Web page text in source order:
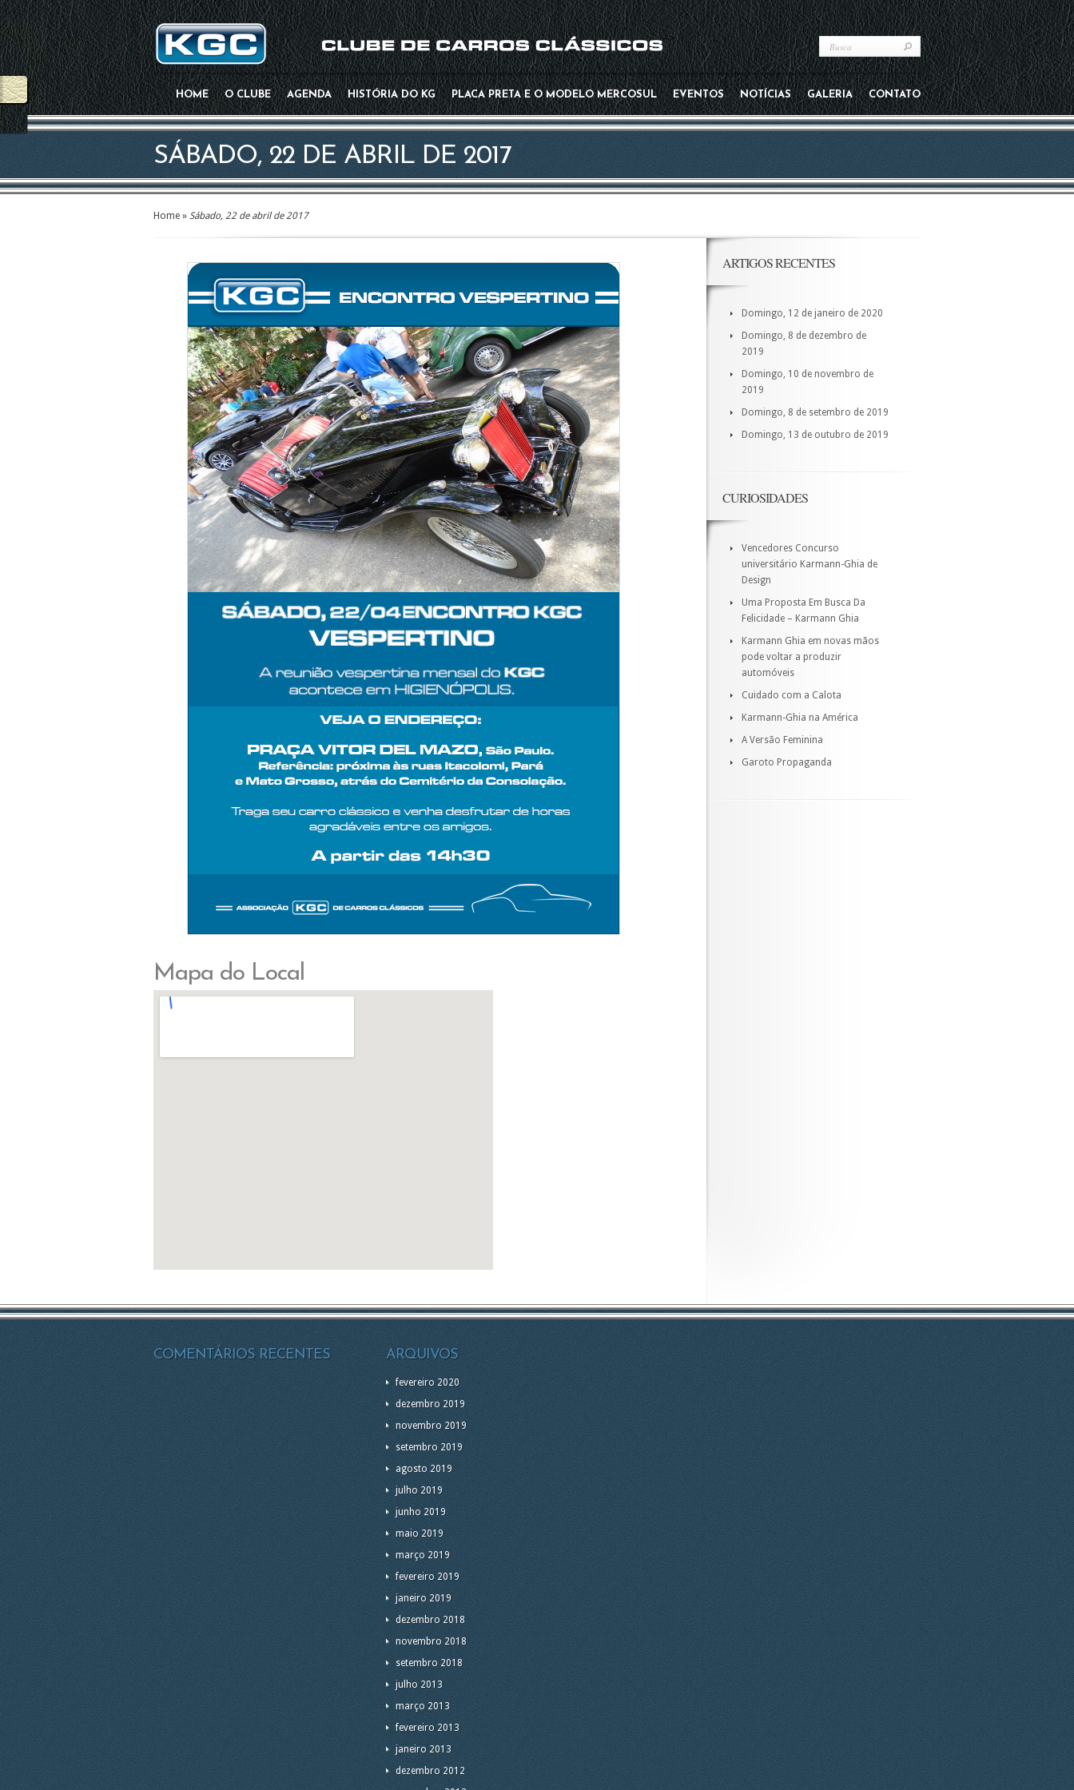
-->
HOME O CLUBE AGENDA HISTÓRIA DO KG PLACA PRETA E O MODELO MERCOSUL EVENTOS NOTÍCIAS GALERIA CONTATO
SÁBADO, 22 DE ABRIL DE 2017
Home » Sábado, 22 de abril de 2017
Mapa do Local
ARTIGOS RECENTES
Domingo, 12 de janeiro de 2020
Domingo, 8 de dezembro de
2019
Domingo, 10 de novembro de
2019
Domingo, 8 de setembro de 2019
Domingo, 13 de outubro de 2019
CURIOSIDADES
Vencedores Concurso
universitário Karmann-Ghia de
Design
Uma Proposta Em Busca Da
Felicidade – Karmann Ghia
Karmann Ghia em novas mãos
pode voltar a produzir
automóveis
Cuidado com a Calota
Karmann-Ghia na América
A Versão Feminina
Garoto Propaganda
COMENTÁRIOS RECENTES ARQUIVOS
fevereiro 2020
dezembro 2019
novembro 2019
setembro 2019
agosto 2019
julho 2019
junho 2019
maio 2019
março 2019
fevereiro 2019
janeiro 2019
dezembro 2018
novembro 2018
setembro 2018
julho 2013
março 2013
fevereiro 2013
janeiro 2013
dezembro 2012